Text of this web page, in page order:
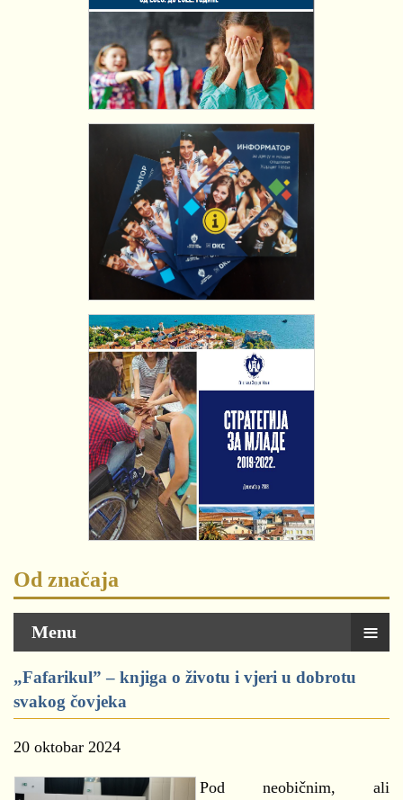
Od značaja
Menu ≡
„Fafarikul” – knjiga o životu i vjeri u dobrotu
svakog čovjeka
20 oktobar 2024
Pod neobičnim, ali